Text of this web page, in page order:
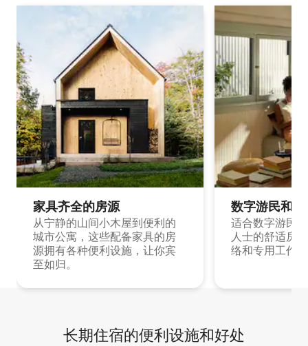
家具齐全的房源
从宁静的山间小木屋到便利的
城市公寓，这些配备家具的房
源拥有各种便利设施，让你宾
至如归。
数字游民和
适合数字游民
人士的舒适房
络和专用工作
长期住宿的便利设施和好处